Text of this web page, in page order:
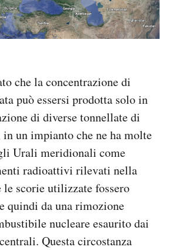
che la concentrazione di
può essersi prodotta solo in
di diverse tonnellate di
un impianto che ne ha molte
Urali meridionali come
radioattivi rilevati nella
le scorie utilizzate fossero
quindi da una rimozione
nucleare esaurito dai
Questa circostanza